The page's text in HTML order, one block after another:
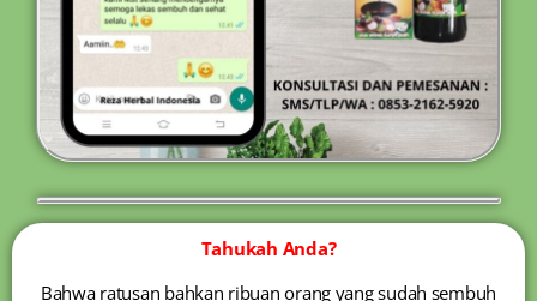
Tahukah Anda?
Bahwa ratusan bahkan ribuan orang yang sudah sembuh